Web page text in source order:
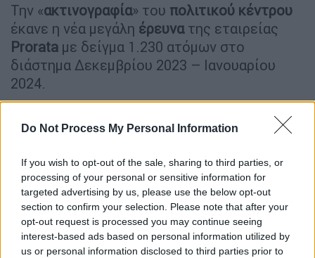
Do Not Process My Personal Information
If you wish to opt-out of the sale, sharing to third parties, or
processing of your personal or sensitive information for
targeted advertising by us, please use the below opt-out
section to confirm your selection. Please note that after your
opt-out request is processed you may continue seeing
interest-based ads based on personal information utilized by
us or personal information disclosed to third parties prior to
Την «ακτινογραφία» του πολιτικού κέντρου
έκανε η νέα μεγάλη έρευνατης εταιρείας
Prorata με δείγμα 1.230 ατόμων στο
διάστημα Δεκεμβρίου 2023 – Ιανουαρίου
2024.
που
παρουσιάστηκαν στον ΣΚΑΪ, ηΝΔκυριαρχεί
εκλογές τουΙουνίου το 58%όσων
αυτοπροσδιορίζονται στον χώρο αυτό είχαν
ψηφίσει Νέα Δημοκρατία.
ΔΙΑΒΑΣΤΕ ΕΠΙΣΗΣ